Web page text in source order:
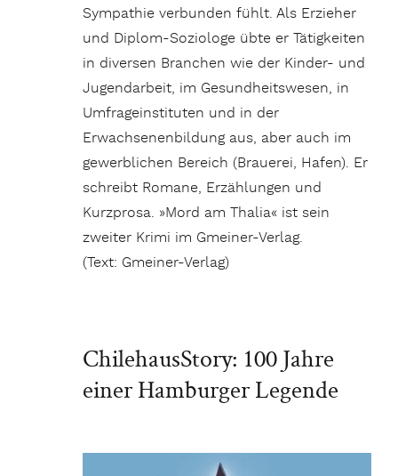
Sympathie verbunden fühlt. Als Erzieher
und Diplom-Soziologe übte er Tätigkeiten
in diversen Branchen wie der Kinder- und
Jugendarbeit, im Gesundheitswesen, in
Umfrageinstituten und in der
Erwachsenenbildung aus, aber auch im
gewerblichen Bereich (Brauerei, Hafen). Er
schreibt Romane, Erzählungen und
Kurzprosa. »Mord am Thalia« ist sein
zweiter Krimi im Gmeiner-Verlag.
(Text: Gmeiner-Verlag)
ChilehausStory: 100 Jahre
einer Hamburger Legende